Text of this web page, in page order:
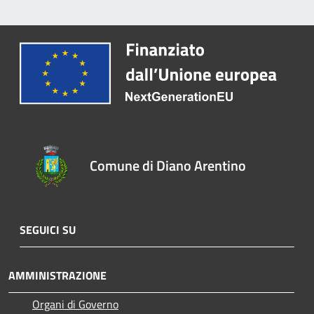
Comune di Diano Arentino
SEGUICI SU
AMMINISTRAZIONE
Organi di Governo